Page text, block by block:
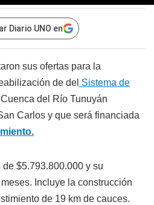
Diario UNO en
sus ofertas para la
de del Sistema de
del Río Tunuyán
Carlos y que será financiada
$5.793.800.000 y su
Incluye la construcción
de 19 km de cauces.